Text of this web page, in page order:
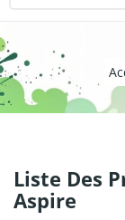
Liste Des
Aspire